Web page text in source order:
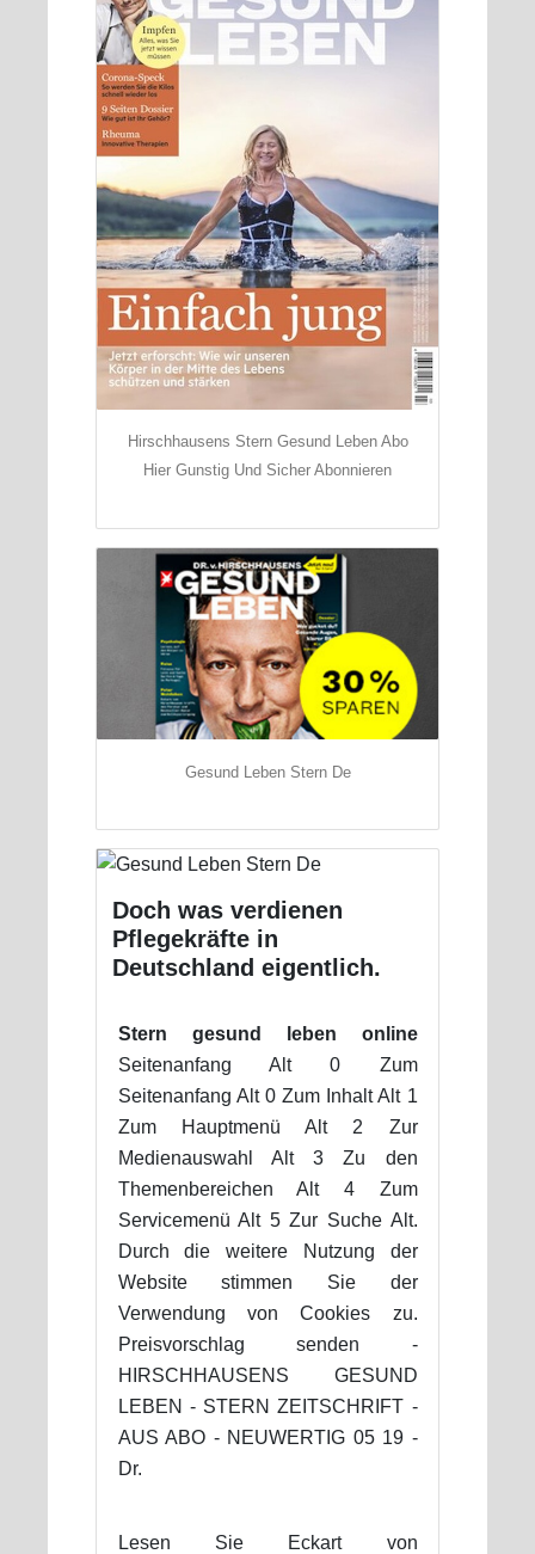
Hirschhausens Stern Gesund Leben Abo
Hier Gunstig Und Sicher Abonnieren
Gesund Leben Stern De
Doch was verdienen
Pflegekräfte in
Deutschland eigentlich.
Stern gesund leben online
Seitenanfang Alt 0 Zum
Seitenanfang Alt 0 Zum Inhalt Alt 1
Zum Hauptmenü Alt 2 Zur
Medienauswahl Alt 3 Zu den
Themenbereichen Alt 4 Zum
Servicemenü Alt 5 Zur Suche Alt.
Durch die weitere Nutzung der
Website stimmen Sie der
Verwendung von Cookies zu.
Preisvorschlag senden -
HIRSCHHAUSENS GESUND
LEBEN - STERN ZEITSCHRIFT -
AUS ABO - NEUWERTIG 05 19 -
Dr.
Lesen Sie Eckart von